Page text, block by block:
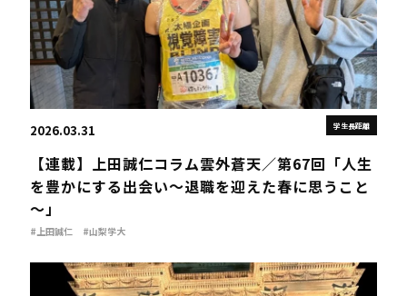
学生長距離
2026.03.31
【連載】上田誠仁コラム雲外蒼天／第67回「人生
を豊かにする出会い～退職を迎えた春に思うこと
～」
#上田誠仁 #山梨学大